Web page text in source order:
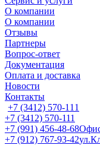
О компании
О компании
Отзывы
Партнеры
Вопрос-ответ
Документация
Оплата и доставка
Новости
Контакты
+7 (3412) 570-111
+7 (3412) 570-111
+7 (991) 456-48-68
+7 (912) 767-93-42